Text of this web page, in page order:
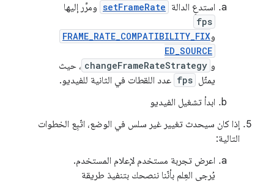
استدعِ الدالة setFrameRate ومرِّر إليها
fps
وFRAME_RATE_COMPATIBILITY_FIX
ED_SOURCE
و changeFrameRateStrategy ، حيث
يمثّل fps عدد اللقطات في الثانية للفيديو.
ابدأ تشغيل الفيديو
إذا كان سيحدث تغيير غير سلس في الوضع، اتّبِع الخطوات
التالية:
اعرض تجربة مستخدم لإعلام المستخدم.
يُرجى العِلم بأنّنا ننصحك بتنفيذ طريقة